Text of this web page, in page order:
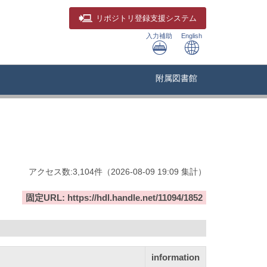
リポジトリ 登録支援システム
入力補助 English
附属図書館
アクセス数:3,104件 （2026-08-09 19:09 集計）
固定URL: https://hdl.handle.net/11094/1852
information